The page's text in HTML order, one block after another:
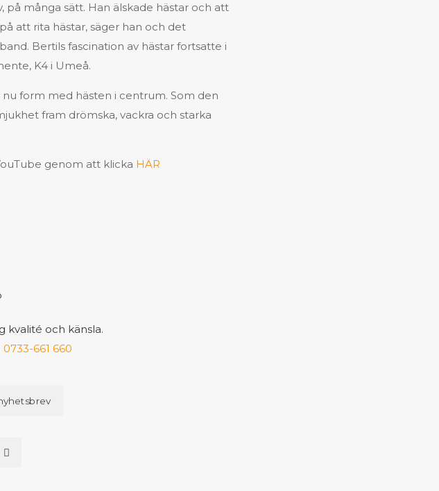
på många sätt. Han älskade hästar och att
att rita hästar, säger han och det
Bertils fascination av hästar fortsatte i
K4 i Umeå.
form med hästen i centrum. Som den
fram drömska, vackra och starka
genom att klicka HÄR
kvalité och känsla.
0733-661 660